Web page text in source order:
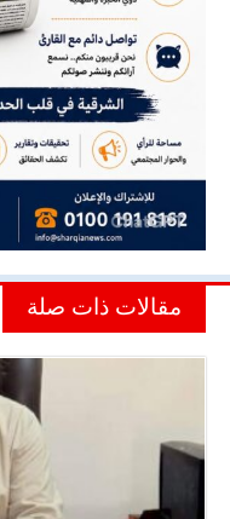
مقالات ذات صلة